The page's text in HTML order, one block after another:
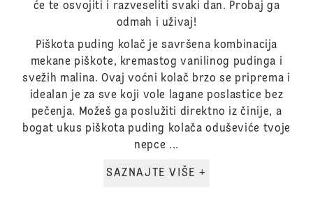
će te osvojiti i razveseliti svaki dan. Probaj ga
odmah i uživaj!
Piškota puding kolač je savršena kombinacija
mekane piškote, kremastog vanilinog pudinga i
svežih malina. Ovaj voćni kolač brzo se priprema i
idealan je za sve koji vole lagane poslastice bez
pečenja. Možeš ga poslužiti direktno iz činije, a
bogat ukus piškota puding kolača oduševiće tvoje
nepce ...
SAZNAJTE VIŠE +